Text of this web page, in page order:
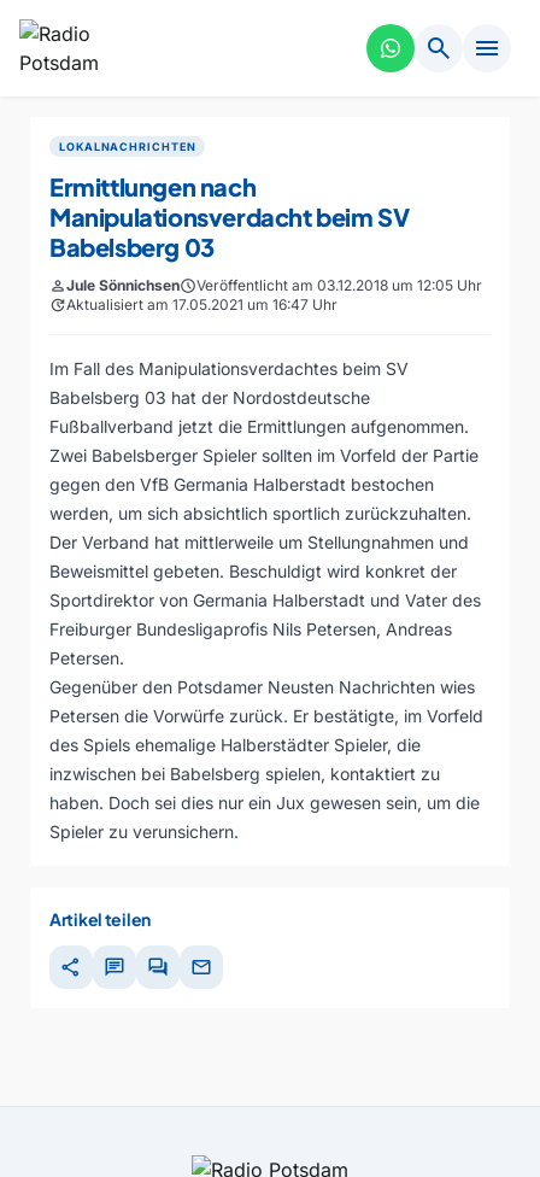
search menu
LOKALNACHRICHTEN
Ermittlungen nach
Manipulationsverdacht beim SV
Babelsberg 03
personJule SönnichsenscheduleVeröffentlicht am 03.12.2018 um 12:05 Uhr
updateAktualisiert am 17.05.2021 um 16:47 Uhr
Im Fall des Manipulationsverdachtes beim SV
Babelsberg 03 hat der Nordostdeutsche
Fußballverband jetzt die Ermittlungen aufgenommen.
Zwei Babelsberger Spieler sollten im Vorfeld der Partie
gegen den VfB Germania Halberstadt bestochen
werden, um sich absichtlich sportlich zurückzuhalten.
Der Verband hat mittlerweile um Stellungnahmen und
Beweismittel gebeten. Beschuldigt wird konkret der
Sportdirektor von Germania Halberstadt und Vater des
Freiburger Bundesligaprofis Nils Petersen, Andreas
Petersen.
Gegenüber den Potsdamer Neusten Nachrichten wies
Petersen die Vorwürfe zurück. Er bestätigte, im Vorfeld
des Spiels ehemalige Halberstädter Spieler, die
inzwischen bei Babelsberg spielen, kontaktiert zu
haben. Doch sei dies nur ein Jux gewesen sein, um die
Spieler zu verunsichern.
Artikel teilen
share chat forum mail